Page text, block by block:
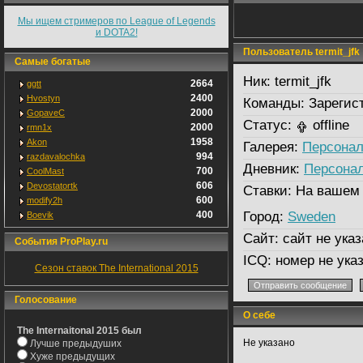
Мы ищем стримеров по League of Legends
и DOTA2!
Самые богатые
ggtt 2664
Hvostyn 2400
GopaveC 2000
rmn1x 2000
Akon 1958
razdavalochka 994
CoolMast 700
Devostatortk 606
modify2h 600
Boevik 400
События ProPlay.ru
Сезон ставок The International 2015
Голосование
The Internaitonal 2015 был
Лучше предыдуших
Хуже предыдущих
Пользователь termit_jfk
Ник: termit_jfk
Команды:
Статус:
offline
Галерея:
Дневник:
Ставки: На вашем
Город: Sweden
Сайт: сайт не
ICQ: номер не
О себе
Не указано